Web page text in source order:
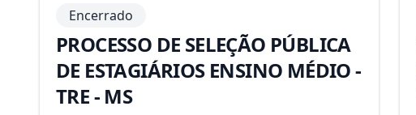
Encerrado
PROCESSO DE SELEÇÃO PÚBLICA
DE ESTAGIÁRIOS ENSINO MÉDIO -
TRE - MS